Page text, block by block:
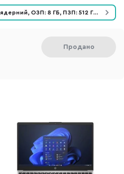
ядерний, ОЗП: 8 ГБ, ПЗП: 512 ГБ,
Продано